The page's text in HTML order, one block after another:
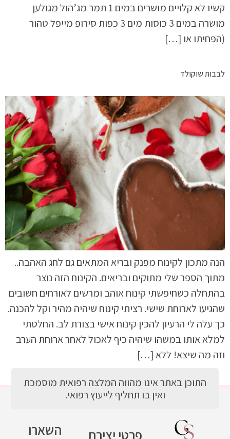
קשיו לא קלויים מושרים במים 1 תמר מג’הול מגולען
מושרה במים 3 כוסות מים 3 כפות סירופ מייפל טהור
(הפחיתו או […]
לבבות שוקולד
הנה מתכון לקינוח מפנק ובריא המתאים גם לחג האהבה..
מתוך הספר שלי מתוקים ובריאים. הקינוח הזה נוצר
בהתחלה כשחיפשתי קינוח אוהב ומרשים לאורחים חשובים
שהגיעו לארוחת שישי. רציתי קינוח שיהיה מהיר וקל להכנה.
כך עלה לי הרעיון להכין קינוח אישי בצורת לב. החלטתי
למלא אותו במשהו שיהיה כיף לאכול לאחר ארוחת הערב
וזה מה שיצא! ללא […]
פרטי יצירת השארו
התוכן באתר אינו מהווה המלצה רפואית מוסמכת
ואין בו תחליף לייעוץ רפואי.